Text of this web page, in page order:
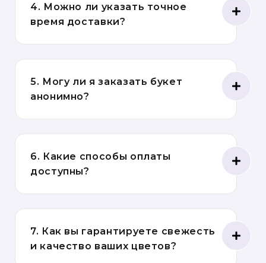
4. Можно ли указать точное
время доставки?
5. Могу ли я заказать букет
анонимно?
6. Какие способы оплаты
доступны?
7. Как вы гарантируете свежесть
и качество ваших цветов?